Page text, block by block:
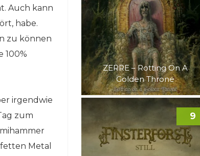
Auch kann
habe.
zu können
100%
irgendwie
zum
Metal
ZERRE – Rotting On A
Golden Throne
9